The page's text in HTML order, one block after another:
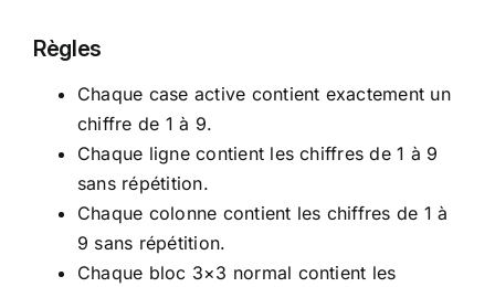
Règles
Chaque case active contient exactement un
chiffre de 1 à 9.
Chaque ligne contient les chiffres de 1 à 9
sans répétition.
Chaque colonne contient les chiffres de 1 à
9 sans répétition.
Chaque bloc 3×3 normal contient les